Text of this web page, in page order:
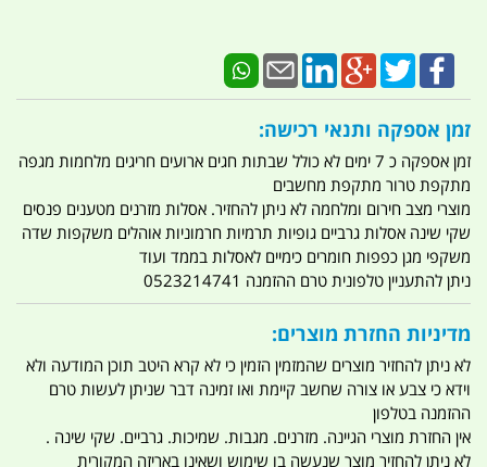
זמן אספקה ותנאי רכישה:
זמן אספקה כ 7 ימים לא כולל שבתות חגים ארועים חריגים מלחמות מגפה
מתקפת טרור מתקפת מחשבים
מוצרי מצב חירום ומלחמה לא ניתן להחזיר. אסלות מזרנים מטענים פנסים
שקי שינה אסלות גרביים גופיות תרמיות חרמוניות אוהלים משקפות שדה
משקפי מגן כפפות חומרים כימיים לאסלות בממד ועוד
ניתן להתעניין טלפונית טרם ההזמנה 0523214741
מדיניות החזרת מוצרים:
לא ניתן להחזיר מוצרים שהמזמין הזמין כי לא קרא היטב תוכן המודעה ולא
וידא כי צבע או צורה שחשב קיימת ואו זמינה דבר שניתן לעשות טרם
ההזמנה בטלפון
אין החזרת מוצרי הגיינה. מזרנים. מגבות. שמיכות. גרביים. שקי שינה .
לא ניתן להחזיר מוצר שנעשה בו שימוש ושאינו באריזה המקורית